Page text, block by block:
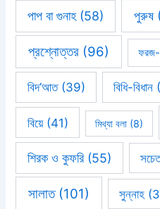
পাপ বা গুনাহ(58) পুরুষ
প্রশ্নোত্তর (96) ফরজ-
বিদ’আত(39) বিধি-বিধান
বিয়ে(41) মিথ্যা বলা(8)
শিরক ও কুফরি(55)
সালাত(101) সুন্নাহ